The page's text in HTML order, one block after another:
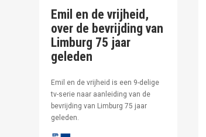
Emil en de vrijheid,
over de bevrijding van
Limburg 75 jaar
geleden
Emil en de vrijheid is een 9-delige
tv-serie naar aanleiding van de
bevrijding van Limburg 75 jaar
geleden.